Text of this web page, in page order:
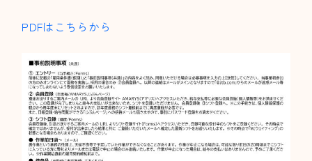
PDFはこちらから